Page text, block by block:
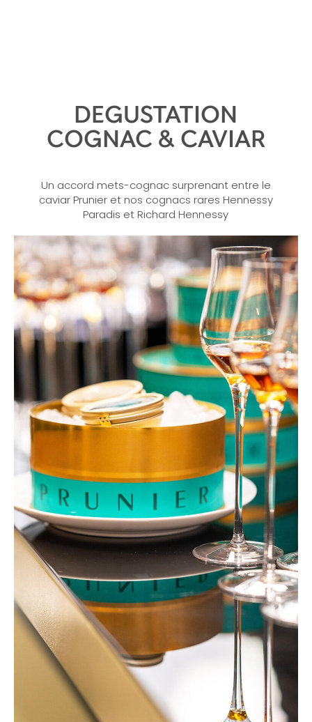
DEGUSTATION
COGNAC & CAVIAR
Un accord mets-cognac surprenant entre le
caviar Prunier et nos cognacs rares Hennessy
Paradis et Richard Hennessy